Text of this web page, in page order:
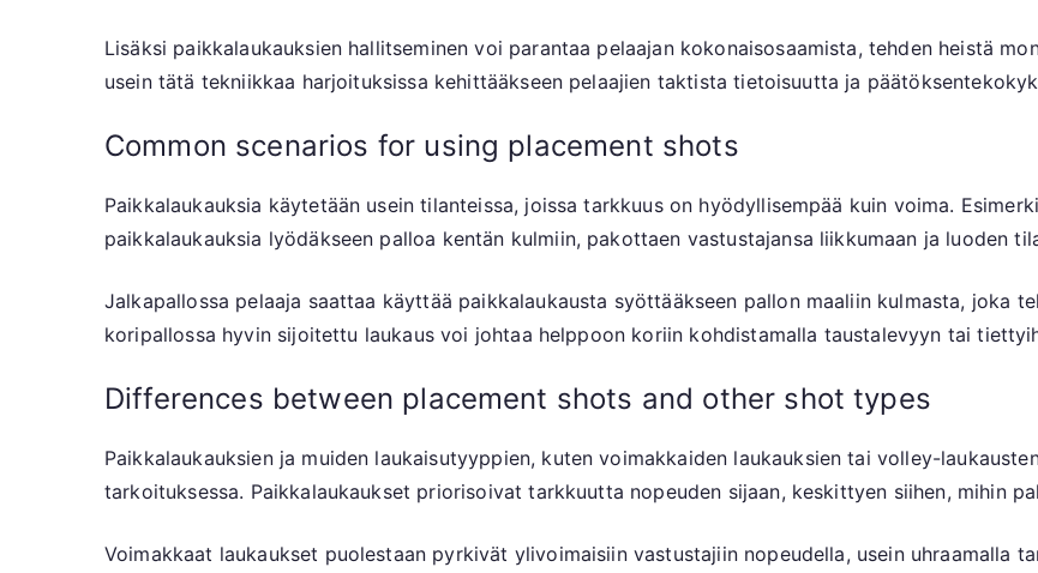
Lisäksi paikkalaukauksien hallitseminen voi parantaa pelaajan kokonaisosaamista, tehden heistä
usein tätä tekniikkaa harjoituksissa kehittääkseen pelaajien taktista tietoisuutta ja
Common scenarios for using placement shots
Paikkalaukauksia käytetään usein tilanteissa, joissa tarkkuus on hyödyllisempää kuin voima.
paikkalaukauksia lyödäkseen palloa kentän kulmiin, pakottaen vastustajansa liikkumaan ja luoden
Jalkapallossa pelaaja saattaa käyttää paikkalaukausta syöttääkseen pallon maaliin kulmasta, joka
koripallossa hyvin sijoitettu laukaus voi johtaa helppoon koriin kohdistamalla taustalevyyn tai
Differences between placement shots and other shot types
Paikkalaukauksien ja muiden laukaisutyyppien, kuten voimakkaiden laukauksien tai volley-
tarkoituksessa. Paikkalaukaukset priorisoivat tarkkuutta nopeuden sijaan, keskittyen siihen, mihin
Voimakkaat laukaukset puolestaan pyrkivät ylivoimaisiin vastustajiin nopeudella, usein uhraamalla